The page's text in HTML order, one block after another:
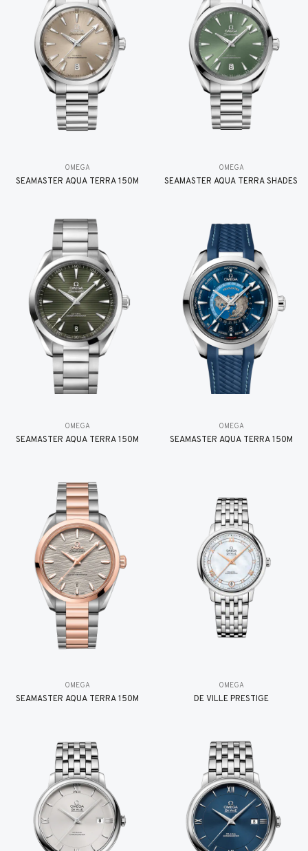
OMEGA
SEAMASTER AQUA TERRA 150M
OMEGA
SEAMASTER AQUA TERRA SHADES
OMEGA
SEAMASTER AQUA TERRA 150M
OMEGA
SEAMASTER AQUA TERRA 150M
OMEGA
SEAMASTER AQUA TERRA 150M
OMEGA
DE VILLE PRESTIGE